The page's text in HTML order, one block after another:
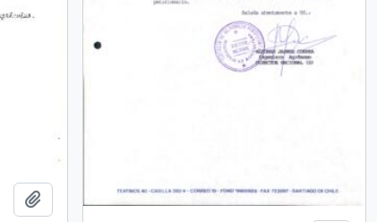
Añadir al portapapeles